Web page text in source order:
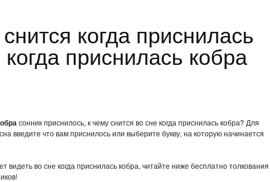
приснилась кобра
сонник приснилось, к чему снится во сне когда приснилась кобра? Для
введите что вам приснилось или выберите букву, на которую начинается
видеть во сне когда приснилась кобра, читайте ниже бесплатно толкования